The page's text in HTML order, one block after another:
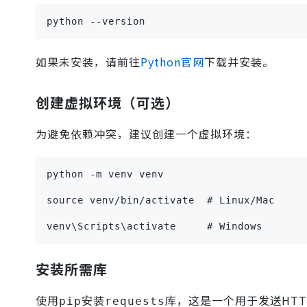
python --version
如果未安装，请前往Python官网下载并安装。
创建虚拟环境（可选）
为避免依赖冲突，建议创建一个虚拟环境：
python -m venv venv
source venv/bin/activate  # Linux/Mac
venv\Scripts\activate     # Windows
安装所需库
使用pip安装requests库，这是一个用于发送